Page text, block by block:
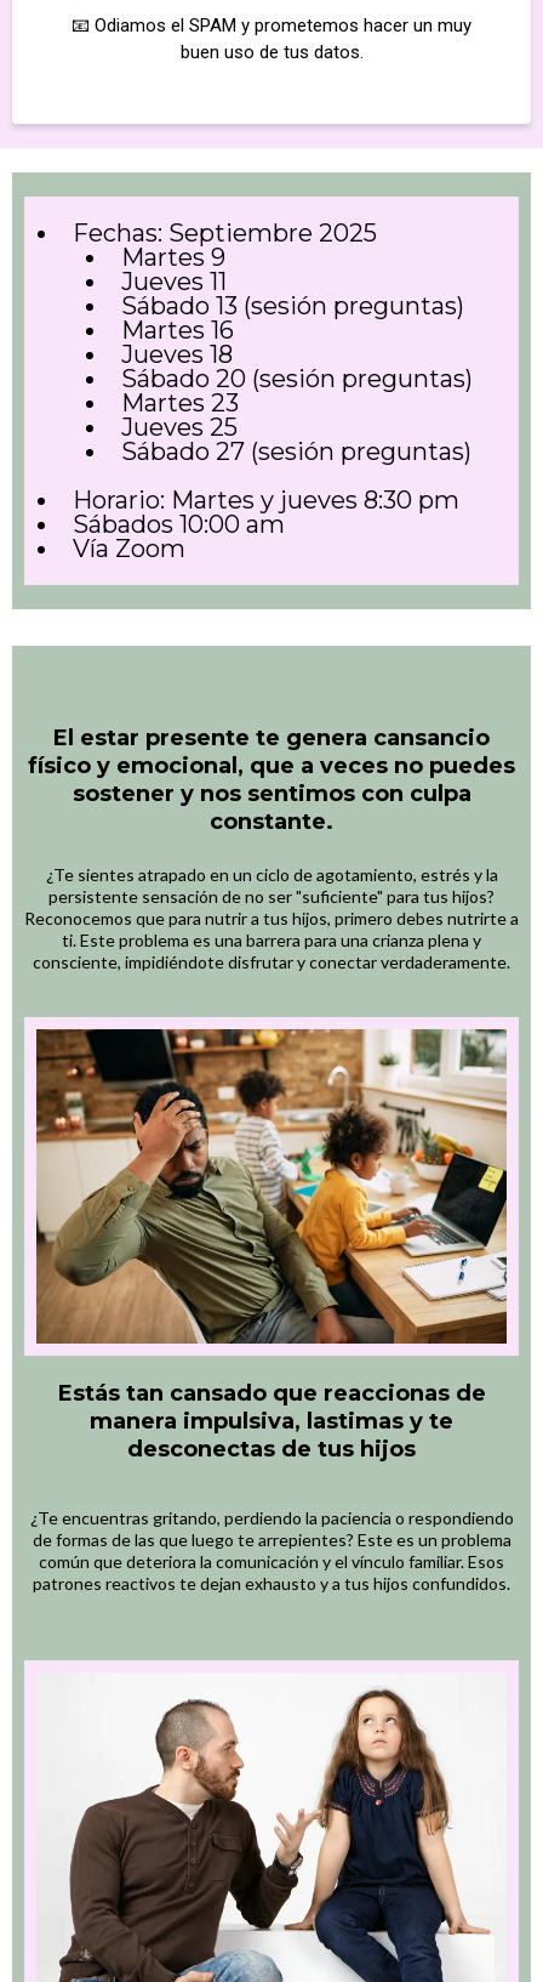
📧 Odiamos el SPAM y prometemos hacer un muy
buen uso de tus datos.
Fechas: Septiembre 2025
Martes 9
Jueves 11
Sábado 13 (sesión preguntas)
Martes 16
Jueves 18
Sábado 20 (sesión preguntas)
Martes 23
Jueves 25
Sábado 27 (sesión preguntas)
Horario: Martes y jueves 8:30 pm
Sábados 10:00 am
Vía Zoom
El estar presente te genera cansancio
físico y emocional, que a veces no puedes
sostener y nos sentimos con culpa
constante.
¿Te sientes atrapado en un ciclo de agotamiento, estrés y la
persistente sensación de no ser "suficiente" para tus hijos?
Reconocemos que para nutrir a tus hijos, primero debes nutrirte a
ti. Este problema es una barrera para una crianza plena y
consciente, impidiéndote disfrutar y conectar verdaderamente.
Estás tan cansado que reaccionas de
manera impulsiva, lastimas y te
desconectas de tus hijos
¿Te encuentras gritando, perdiendo la paciencia o respondiendo
de formas de las que luego te arrepientes? Este es un problema
común que deteriora la comunicación y el vínculo familiar. Esos
patrones reactivos te dejan exhausto y a tus hijos confundidos.